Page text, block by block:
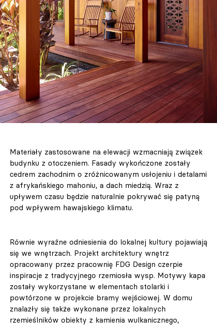
Materiały zastosowane na elewacji wzmacniają związek
budynku z otoczeniem. Fasady wykończone zostały
cedrem zachodnim o zróżnicowanym usłojeniu i detalami
z afrykańskiego mahoniu, a dach miedzią. Wraz z
upływem czasu będzie naturalnie pokrywać się patyną
pod wpływem hawajskiego klimatu.
Równie wyraźne odniesienia do lokalnej kultury pojawiają
się we wnętrzach. Projekt architektury wnętrz
opracowany przez pracownię FDG Design czerpie
inspiracje z tradycyjnego rzemiosła wysp. Motywy kapa
zostały wykorzystane w elementach stolarki i
powtórzone w projekcie bramy wejściowej. W domu
znalazły się także wykonane przez lokalnych
rzemieślników obiekty z kamienia wulkanicznego,